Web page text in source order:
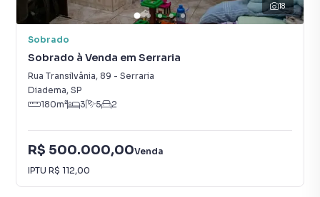
18
Sobrado
Sobrado à Venda em Serraria
Rua Transilvânia, 89 - Serraria
Diadema, SP
180m² 3 5 2
R$ 500.000,00Venda
IPTU R$ 112,00